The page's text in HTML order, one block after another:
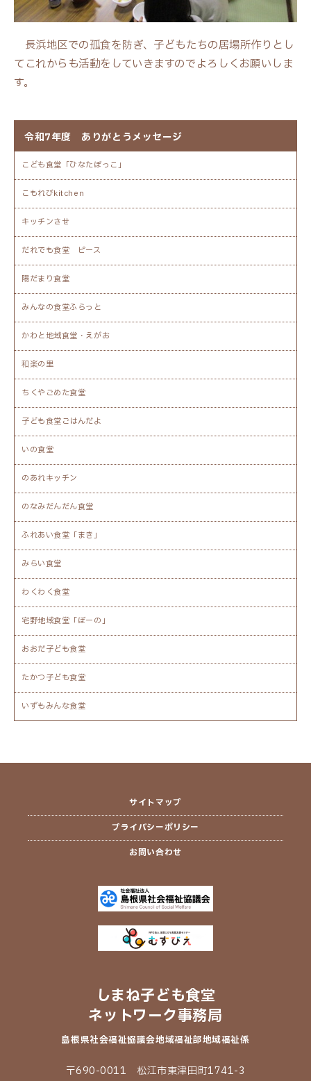
長浜地区での孤食を防ぎ、子どもたちの居場所作りとし
てこれからも活動をしていきますのでよろしくお願いしま
す。
令和7年度 ありがとうメッセージ
こども食堂「ひなたぼっこ」
こもれびkitchen
キッチンさせ
だれでも食堂 ピース
陽だまり食堂
みんなの食堂ふらっと
かわと地域食堂・えがお
和楽の里
ちくやごめた食堂
子ども食堂ごはんだよ
いの食堂
のあれキッチン
のなみだんだん食堂
ふれあい食堂「まき」
みらい食堂
わくわく食堂
宅野地域食堂「ぼーの」
おおだ子ども食堂
たかつ子ども食堂
いずもみんな食堂
サイトマップ
プライバシーポリシー
お問い合わせ
しまね子ども食堂
ネットワーク事務局
島根県社会福祉協議会地域福祉部地域福祉係
〒690-0011 松江市東津田町1741-3